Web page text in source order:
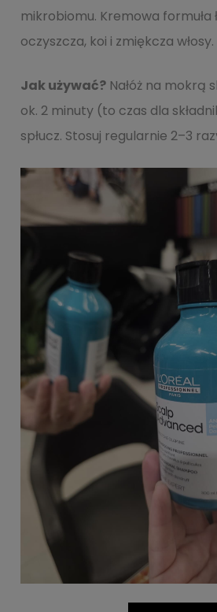
mikrobiomu. Kremowa formuła
oczyszcza, koi i zmiękcza włosy.
Jak używać? Nałóż na mokrą
ok. 2 minuty (to czas dla
spłucz. Stosuj regularnie 2–3